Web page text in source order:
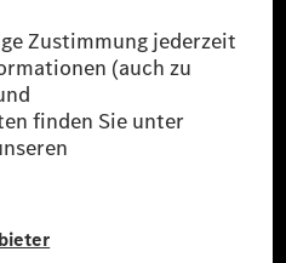
dem vorgeschriebenen
Light vehicles Test
Spannweiten beziehen sich auf
und der CO₂-Ausstoß
Ausnutzung des Kraftstoffs
sondern auch vom Fahrstil und
Grundlage der VO 692/2008/EG